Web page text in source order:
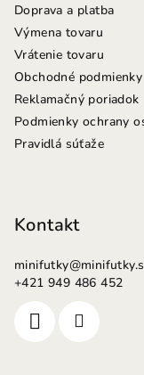
Doprava a platba
Výmena tovaru
Vrátenie tovaru
Obchodné podmienky
Reklamačný poriadok
Podmienky ochrany
Pravidlá súťaže
Kontakt
minifutky@
+421 949 486 452